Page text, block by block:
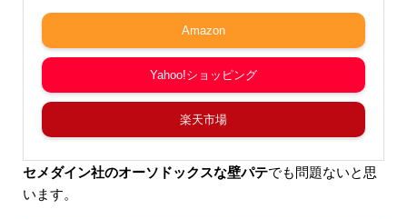
Amazon
Yahoo!ショッピング
楽天市場
セメダイン社のオーソドックスな壁パテでも問題ないと思
います。